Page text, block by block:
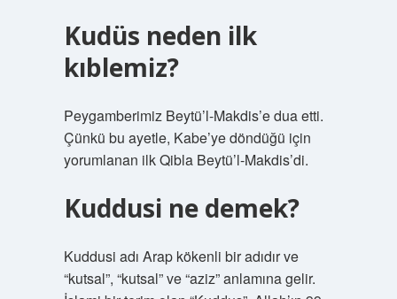
Kudüs neden ilk
kıblemiz?
Peygamberimiz Beytü’l-Makdis’e dua etti.
Çünkü bu ayetle, Kabe’ye döndüğü için
yorumlanan ilk Qibla Beytü’l-Makdis’di.
Kuddusi ne demek?
Kuddusi adı Arap kökenli bir adıdır ve
“kutsal”, “kutsal” ve “aziz” anlamına gelir.